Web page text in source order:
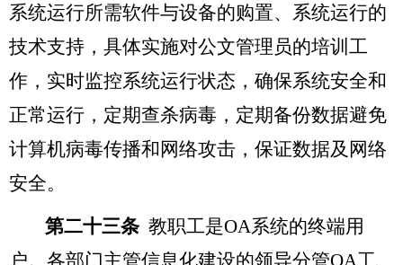
系统运行所需软件与设备的购置、系统运行的
技术支持，具体实施对公文管理员的培训工
作，实时监控系统运行状态，确保系统安全和
正常运行，定期查杀病毒，定期备份数据避免
计算机病毒传播和网络攻击，保证数据及网络
安全。
第二十三条 教职工是OA系统的终端用
户。各部门主管信息化建设的领导分管OA工